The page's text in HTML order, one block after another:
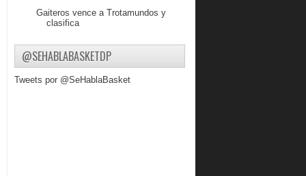
Gaiteros vence a Trotamundos y
clasifica
victoria de Capi...
Greivis no descarta estar recuperado
para el Premu...
@SEHABLABASKETDP
Tweets por @SeHablaBasket